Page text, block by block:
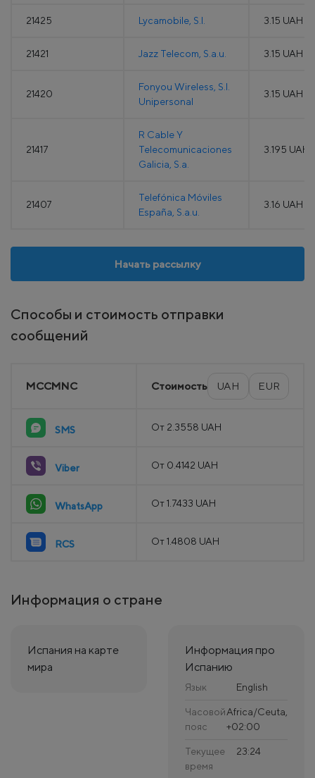
21425 Lycamobile, S.l. 3.15 UAH
21421 Jazz Telecom, S.a.u. 3.15 UAH
21420
Fonyou Wireless, S.l.
Unipersonal
3.15 UAH
21417
R Cable Y
Telecomunicaciones
Galicia, S.a.
3.195 UAH
21407
Telefónica Móviles
España, S.a.u.
3.16 UAH
Начать рассылку
Способы и стоимость отправки
сообщений
MCCMNC Стоимость UAH EUR
SMS От 2.3558 UAH
Viber От 0.4142 UAH
WhatsApp От 1.7433 UAH
RCS От 1.4808 UAH
Информация о стране
Испания на карте
мира
Информация про
Испанию
Язык English
Часовой
пояс
Africa/Ceuta,
+02:00
Текущее
время
23:24